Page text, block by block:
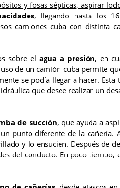
y fosas sépticas, aspirar
, llegando hasta los
camiones cuba con distinta
sobre elagua a presión, en
de un camión cuba permite
se podía llegar a hacer.
que desee realizar un
de succión, que ayuda a
punto diferente de la cañería.
y lo ensucien. Después de
del conducto. En poco